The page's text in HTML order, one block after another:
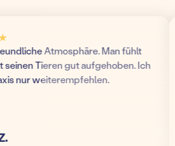
Atmosphäre. Man fühlt
Tieren gut aufgehoben. Ich
nur weiterempfehlen.